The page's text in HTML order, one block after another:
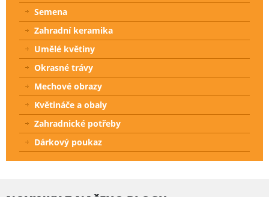
Semena
Zahradní keramika
Umělé květiny
Okrasné trávy
Mechové obrazy
Květináče a obaly
Zahradnické potřeby
Dárkový poukaz